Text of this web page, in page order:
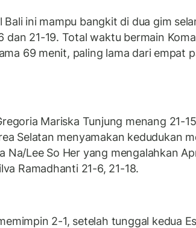
Bali ini mampu bangkit di dua gim
dan 21-19. Total waktu bermain
69 menit, paling lama dari empat
Mariska Tunjung menang 21-
Selatan menyamakan kedudukan
Na/Lee So Her yang mengalahkan
Ramadhanti 21-6, 21-18.
2-1, setelah tunggal kedua